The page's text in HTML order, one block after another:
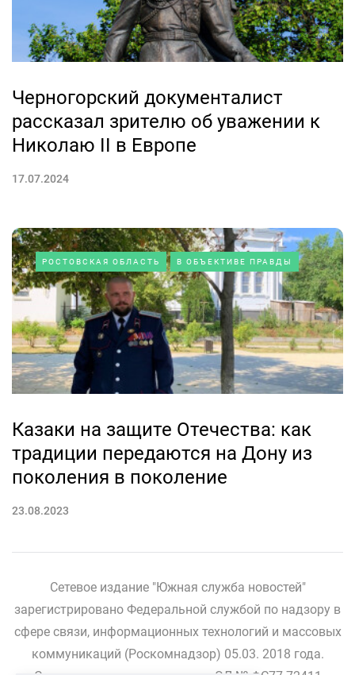
Черногорский документалист
рассказал зрителю об уважении к
Николаю II в Европе
17.07.2024
РОСТОВСКАЯ ОБЛАСТЬ В ОБЪЕКТИВЕ ПРАВДЫ
Казаки на защите Отечества: как
традиции передаются на Дону из
поколения в поколение
23.08.2023
Сетевое издание "Южная служба новостей"
зарегистрировано Федеральной службой по надзору в
сфере связи, информационных технологий и массовых
коммуникаций (Роскомнадзор) 05.03. 2018 года.